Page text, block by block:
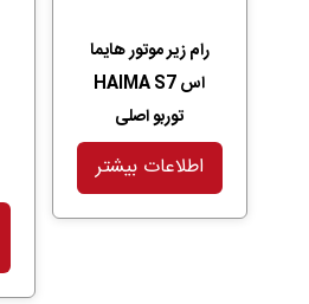
رام زیر موتور هایما
اس HAIMA S7
توربو اصلی
اطلاعات بیشتر